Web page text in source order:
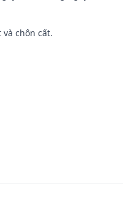
chôn cất.